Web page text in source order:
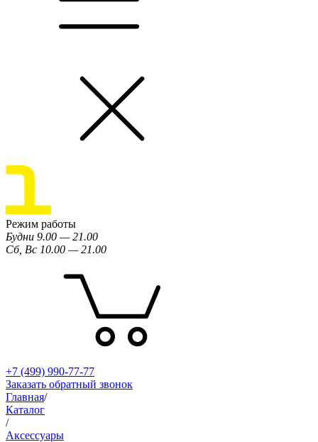
Режим работы
Будни 9.00 — 21.00
Сб, Вс 10.00 — 21.00
+7 (499) 990-77-77
Заказать обратный звонок
Главная/
Каталог
/
Аксессуары